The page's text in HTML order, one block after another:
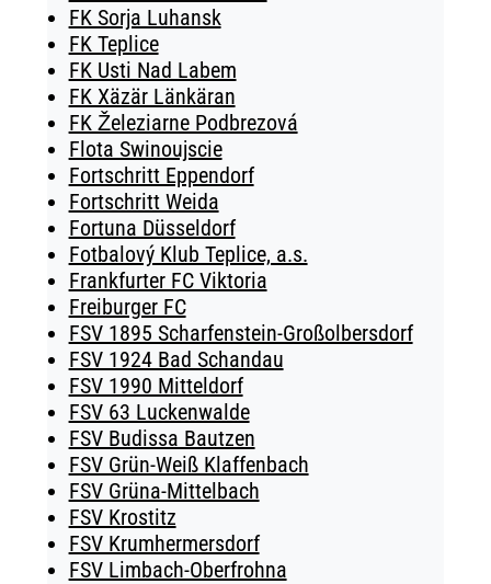
FK Sorja Luhansk
FK Teplice
FK Usti Nad Labem
FK Xäzär Länkäran
FK Železiarne Podbrezová
Flota Swinoujscie
Fortschritt Eppendorf
Fortschritt Weida
Fortuna Düsseldorf
Fotbalový Klub Teplice, a.s.
Frankfurter FC Viktoria
Freiburger FC
FSV 1895 Scharfenstein-Großolbersdorf
FSV 1924 Bad Schandau
FSV 1990 Mitteldorf
FSV 63 Luckenwalde
FSV Budissa Bautzen
FSV Grün-Weiß Klaffenbach
FSV Grüna-Mittelbach
FSV Krostitz
FSV Krumhermersdorf
FSV Limbach-Oberfrohna